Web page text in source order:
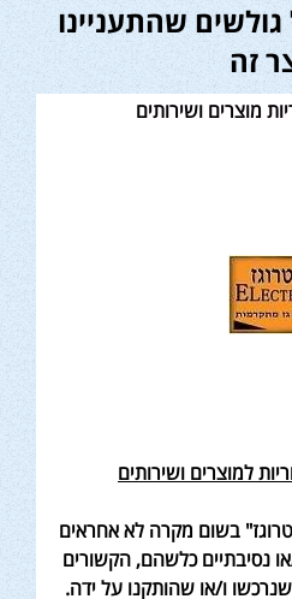
שהתעניינו
זה
מוצרים ושירותים
למוצרים ושירותים
בשום מקרה לא אחראים
נסיבתיים כלשהם, הקשורים
ו/או שהותקנו על ידה.